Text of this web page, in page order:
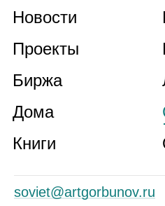
Новости
Проекты
Биржа
Дома
Книги
soviet@artgorbunov.ru